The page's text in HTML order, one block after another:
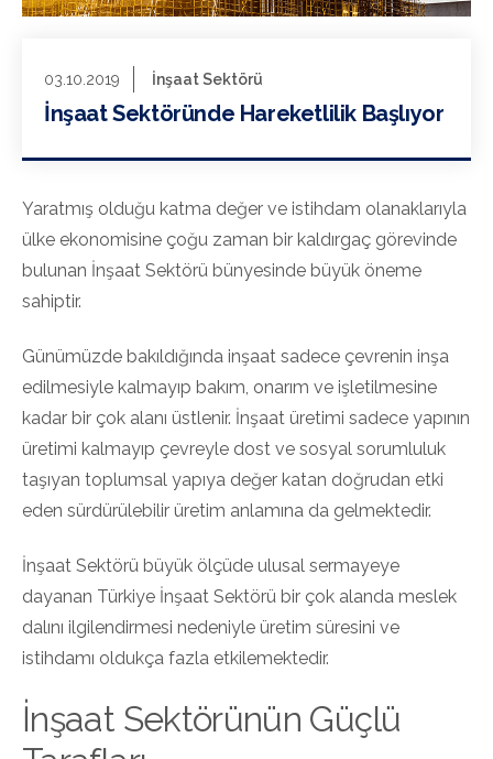
03.10.2019 İnşaat Sektörü
İnşaat Sektöründe Hareketlilik Başlıyor
Yaratmış olduğu katma değer ve istihdam olanaklarıyla
ülke ekonomisine çoğu zaman bir kaldırgaç görevinde
bulunan İnşaat Sektörü bünyesinde büyük öneme
sahiptir.
Günümüzde bakıldığında inşaat sadece çevrenin inşa
edilmesiyle kalmayıp bakım, onarım ve işletilmesine
kadar bir çok alanı üstlenir. İnşaat üretimi sadece yapının
üretimi kalmayıp çevreyle dost ve sosyal sorumluluk
taşıyan toplumsal yapıya değer katan doğrudan etki
eden sürdürülebilir üretim anlamına da gelmektedir.
İnşaat Sektörü büyük ölçüde ulusal sermayeye
dayanan Türkiye İnşaat Sektörü bir çok alanda meslek
dalını ilgilendirmesi nedeniyle üretim süresini ve
istihdamı oldukça fazla etkilemektedir.
İnşaat Sektörünün Güçlü